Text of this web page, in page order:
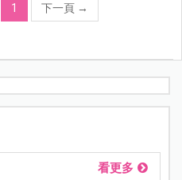
1 下一頁 →
看更多